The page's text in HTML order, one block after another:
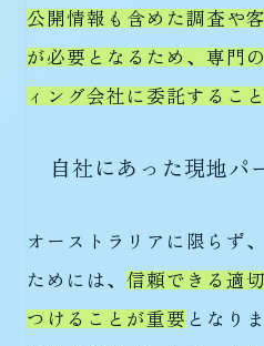
公開情報も含めた調査や
が必要となるため、専門
ィング会社に委託するこ
自社にあった現地パ
オーストラリアに限らず
ためには、 信頼できる適
つけることが重要 となり